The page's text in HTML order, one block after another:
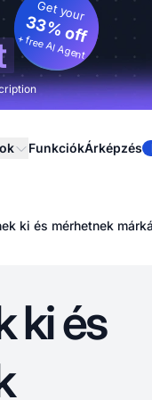
Get your
33% off
+ free AI Agent
FunkciókÁrképzés
ki és mérhetnek
ki és